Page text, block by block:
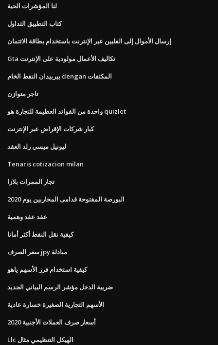
لنا المؤشرات الحية
كتاب التطبيق التداول
إرسال الأموال إلى الفلبين عبر الإنترنت باستخدام بطاقة الائتمان
Gta تكاليف الأعمال مولودية على الإنترنت
بيربيدان النفط الخام dengan المكثفات
تاجر متوازن
واحدة من الفوائد العظيمة للتجارة هو quizlet
كبار شركات الإقراض عبر الإنترنت
ليونيل ميسي رلد العقد
Tenaris cotizacion milan
تجار الممرات بلازا
البورصة المفتوحة قدامى المحاربين يوم 2020
عقد عقد وهمية
كيفية نقل النفط أكثر أمانا
سعر الصرف jpy مبادلة
كيفية استخدام فرز الأسهم ياهو
ضريبة الدخل مؤشر الرسم البياني الجديد
الأسهم التجارية الصغيرة خسارة عادية
أسعار صرف العملات الأجنبية 2020
Llc الهيكل التنظيمي مثال